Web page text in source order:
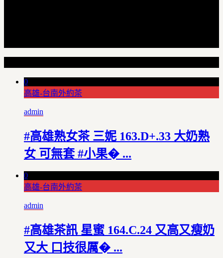
0
高雄-台南外約茶
admin
#高雄熟女茶 三妮 163.D+.33 大奶熟
女 可無套 #小果� ...
0
高雄-台南外約茶
admin
#高雄茶訊 星蜜 164.C.24 又高又瘦奶
又大 口技很厲� ...